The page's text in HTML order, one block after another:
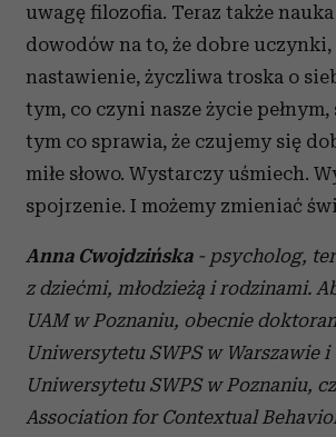
uwagę filozofia. Teraz także
dowodów na to, że dobre
nastawienie, życzliwa troska o
tym, co czyni nasze życie pełnym,
tym co sprawia, że czujemy się
miłe słowo. Wystarczy uśmiech.
spojrzenie. I możemy zmieniać
Anna Cwojdzińska- psycholog,
z dziećmi, młodzieżą i rodzinami.
UAM w Poznaniu, obecnie
Uniwersytetu SWPS w Warszawie
Uniwersytetu SWPS w Poznaniu,
Association for Contextual